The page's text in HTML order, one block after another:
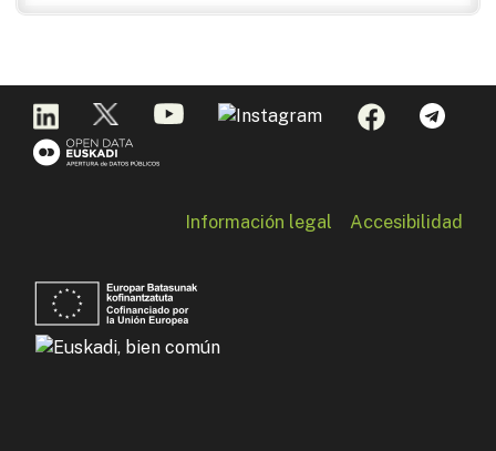
Información legal Accesibilidad